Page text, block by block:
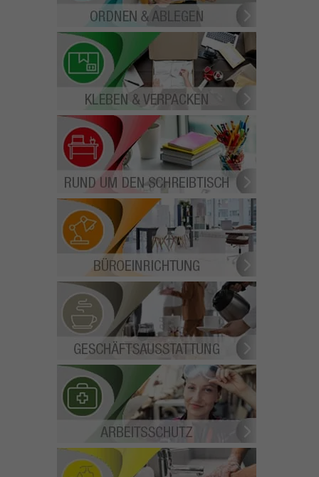
KLEBEN & VERPACKEN
UM DEN SCHREIBTISCH
BÜROEINRICHTUNG
ARBEITSSCHUTZ